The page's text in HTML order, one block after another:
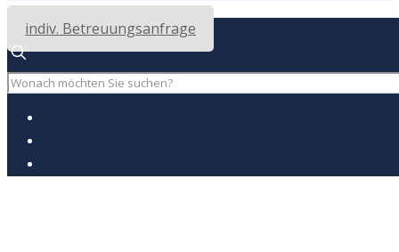
indiv. Betreuungsanfrage